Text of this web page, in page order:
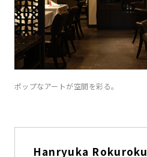
ポップなアートが空間を彩る。
Hanryuka Rokuroku